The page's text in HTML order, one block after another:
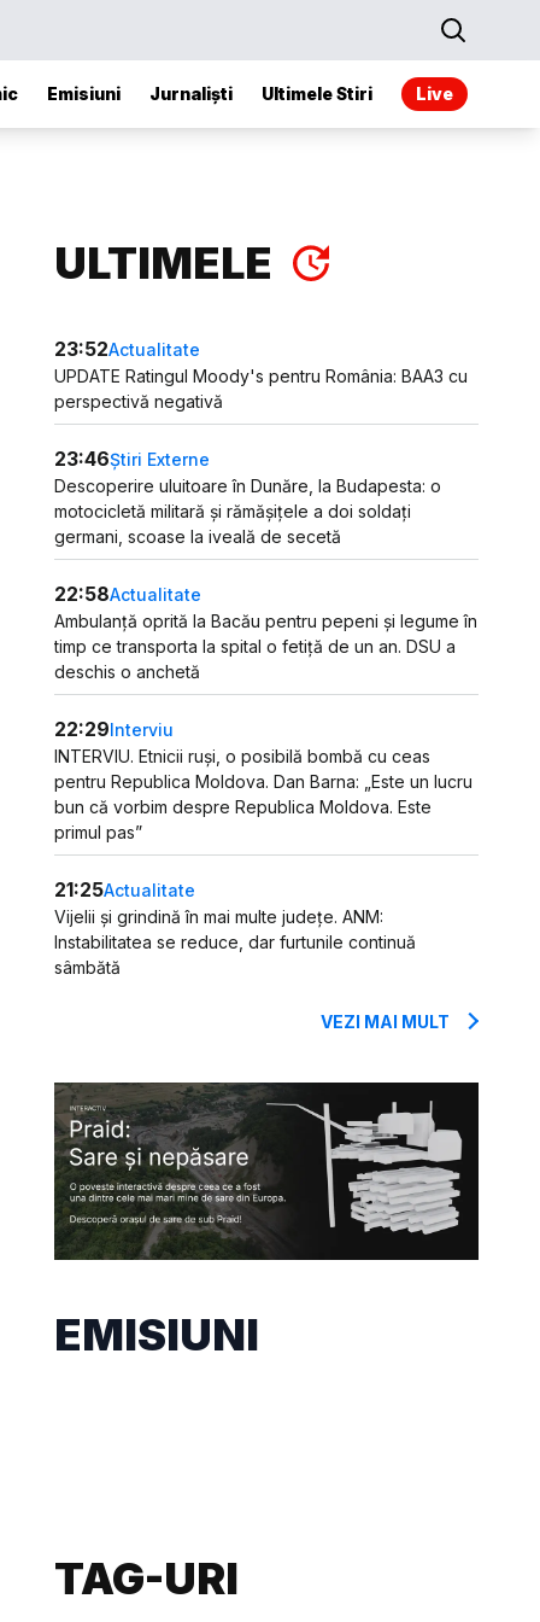
Emisiuni Jurnaliști Ultimele Stiri Live
ULTIMELE
23:52Actualitate
UPDATE Ratingul Moody's pentru România: BAA3 cu
perspectivă negativă
23:46Știri Externe
Descoperire uluitoare în Dunăre, la Budapesta: o
motocicletă militară și rămășițele a doi soldați
germani, scoase la iveală de secetă
22:58Actualitate
Ambulanță oprită la Bacău pentru pepeni și legume în
timp ce transporta la spital o fetiță de un an. DSU a
deschis o anchetă
22:29Interviu
INTERVIU. Etnicii ruși, o posibilă bombă cu ceas
pentru Republica Moldova. Dan Barna: „Este un lucru
bun că vorbim despre Republica Moldova. Este
primul pas”
21:25Actualitate
Vijelii și grindină în mai multe județe. ANM:
Instabilitatea se reduce, dar furtunile continuă
sâmbătă
VEZI MAI MULT
EMISIUNI
TAG-URI